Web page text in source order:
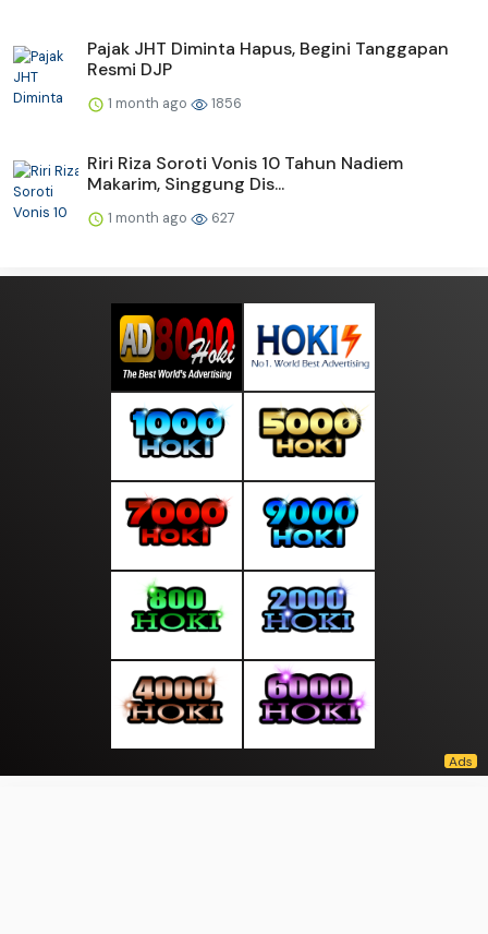
Pajak JHT Diminta Hapus, Begini Tanggapan
Resmi DJP
1 month ago 1856
Riri Riza Soroti Vonis 10 Tahun Nadiem
Makarim, Singgung Dis...
1 month ago 627